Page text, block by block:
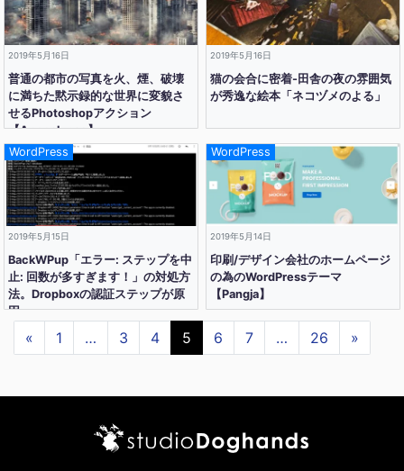
2019年5月16日
普通の都市の写真を火、煙、破壊
に満ちた黙示録的な世界に変貌さ
せるPhotoshopアクション
【Apocalypse】
2019年5月16日
猫の会合に密着-田舎の夜の雰囲気
が秀逸な絵本「ネコヅメのよる」
WordPress
2019年5月15日
BackWPup「エラー: ステップを中
止: 回数が多すぎます！」の対処方
法。Dropboxの認証ステップが原
因。
WordPress
2019年5月14日
印刷/デザイン会社のホームページ
の為のWordPressテーマ
【Pangja】
« 1 … 3 4 5 6 7 … 26 »